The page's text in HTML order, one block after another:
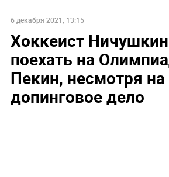
6 декабря 2021, 13:15
Хоккеист
поехать на
Пекин, несмотря на
допинговое дело